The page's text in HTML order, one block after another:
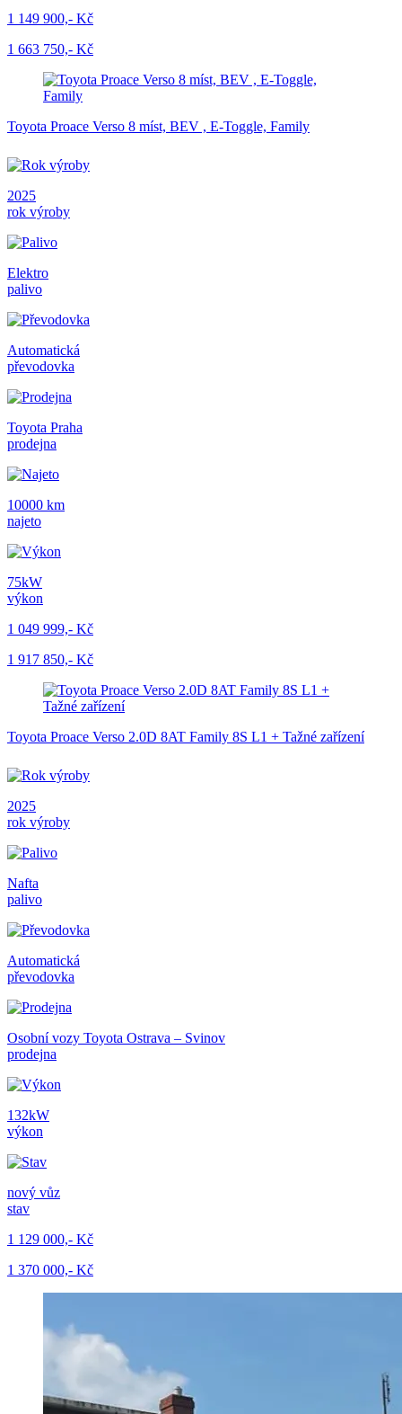
1 149 900,- Kč
1 663 750,- Kč
Toyota Proace Verso 8 míst, BEV , E-Toggle, Family
2025
rok výroby
Elektro
palivo
Automatická
převodovka
Toyota Praha
prodejna
10000 km
najeto
75kW
výkon
1 049 999,- Kč
1 917 850,- Kč
Toyota Proace Verso 2.0D 8AT Family 8S L1 + Tažné zařízení
2025
rok výroby
Nafta
palivo
Automatická
převodovka
Osobní vozy Toyota Ostrava – Svinov
prodejna
132kW
výkon
nový vůz
stav
1 129 000,- Kč
1 370 000,- Kč